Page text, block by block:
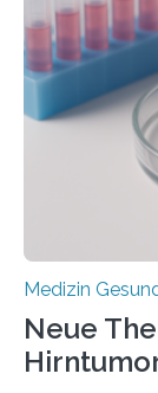
kann und wie
Herzbelastung
hypertrophe
erblich
sich die linke
stark
Medizin
Neue